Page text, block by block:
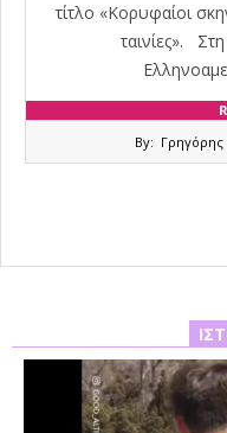
τίτλο «Κορυφαίοι
ταινίες».
By: Γρηγόρης